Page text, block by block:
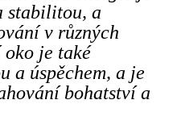
stabilitou, a
v různých
je také
a úspěchem, a je
bohatství a